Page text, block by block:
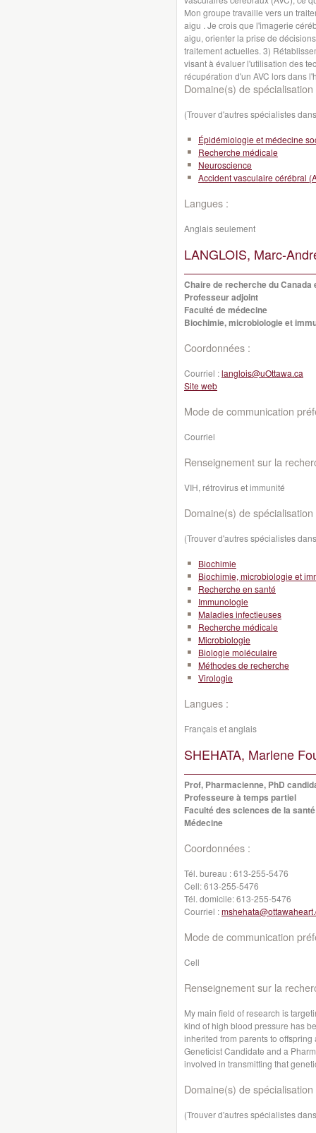
Mon groupe travaille vers un
aigu . Je crois que l'imagerie
aigu, orienter la prise de
traitement actuelles. 3)
visant à évaluer l'utilisation des
récupération d'un AVC lors dans
Domaine(s) de spécialisation
(Trouver d'autres spécialistes
Épidémiologie et médecine
Recherche médicale
Neuroscience
Accident vasculaire cérébral
Langues :
Anglais seulement
LANGLOIS, Marc-
Chaire de recherche du
Professeur adjoint
Faculté de médecine
Biochimie, microbiologie et
Coordonnées :
Courriel :langlois@uOttawa.ca
Site web
Mode de communication
Courriel
Renseignement sur la
VIH, rétrovirus et immunité
Domaine(s) de spécialisation
(Trouver d'autres spécialistes
Biochimie
Biochimie, microbiologie et
Recherche en santé
Immunologie
Maladies infectieuses
Recherche médicale
Microbiologie
Biologie moléculaire
Méthodes de recherche
Virologie
Langues :
Français et anglais
SHEHATA, Marlene
Prof, Pharmacienne, PhD
Professeure à temps partiel
Faculté des sciences de la santé
Médecine
Coordonnées :
Tél. bureau :613-255-5476
Cell:613-255-5476
Tél. domicile:613-255-5476
Courriel :
Mode de communication
Cell
Renseignement sur la
My main field of research is
kind of high blood pressure has
inherited from parents to
Geneticist Candidate and a
involved in transmitting that
Domaine(s) de spécialisation
(Trouver d'autres spécialistes